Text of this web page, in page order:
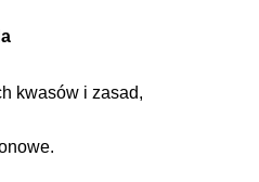
kwasów i zasad,